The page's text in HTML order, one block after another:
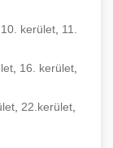
10. kerület, 11.
16. kerület
22.kerület